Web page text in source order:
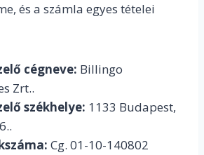
és a számla egyes tételei
cégneve: Billingo
Zrt..
székhelye: 1133 Budapest,
Cg. 01-10-140802